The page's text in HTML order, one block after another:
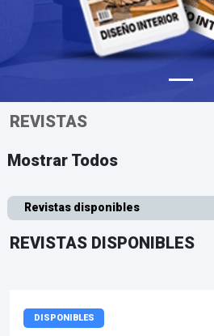
REVISTAS
Mostrar Todos
Revistas disponibles
REVISTAS DISPONIBLES
DISPONIBLES